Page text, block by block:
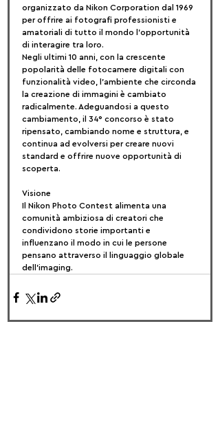
organizzato da Nikon Corporation dal 1969
per offrire ai fotografi professionisti e
amatoriali di tutto il mondo l'opportunità
di interagire tra loro.
Negli ultimi 10 anni, con la crescente
popolarità delle fotocamere digitali con
funzionalità video, l'ambiente che circonda
la creazione di immagini è cambiato
radicalmente. Adeguandosi a questo
cambiamento, il 34° concorso è stato
ripensato, cambiando nome e struttura, e
continua ad evolversi per creare nuovi
standard e offrire nuove opportunità di
scoperta.
Visione
Il Nikon Photo Contest alimenta una
comunità ambiziosa di creatori che
condividono storie importanti e
influenzano il modo in cui le persone
pensano attraverso il linguaggio globale
dell'imaging.